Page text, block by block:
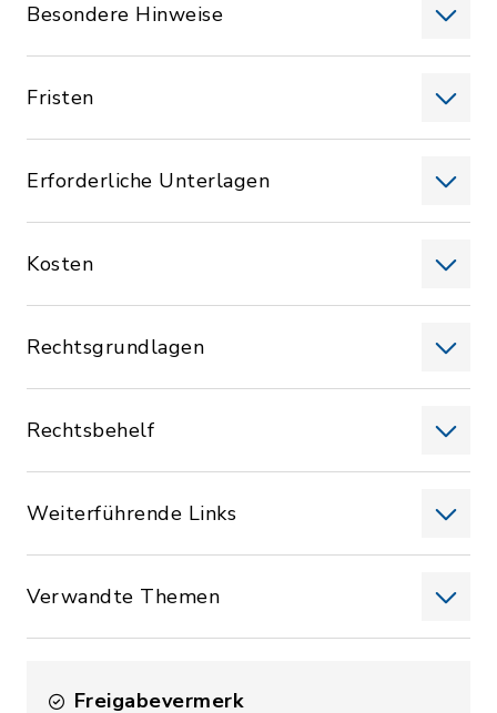
Besondere Hinweise
Fristen
Erforderliche Unterlagen
Kosten
Rechtsgrundlagen
Rechtsbehelf
Weiterführende Links
Verwandte Themen
Freigabevermerk